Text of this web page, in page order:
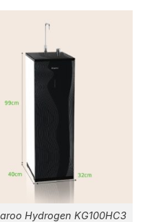
Hydrogen KG100HC3